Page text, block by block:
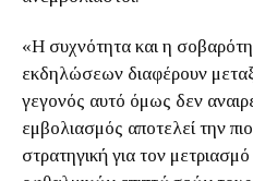
«Η συχνότητα και η
εκδηλώσεων διαφέρουν
γεγονός αυτό όμως δεν
εμβολιασμός αποτελεί την
στρατηγική για τον